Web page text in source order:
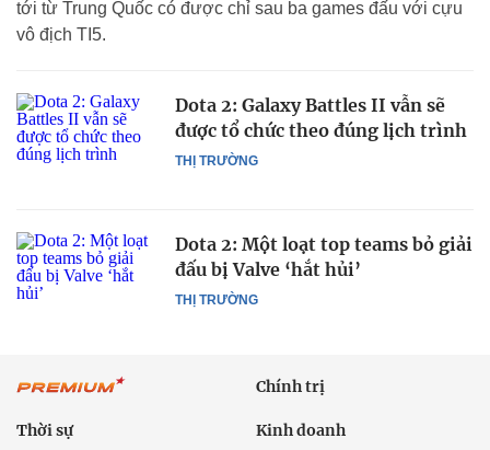
tới từ Trung Quốc có được chỉ sau ba games đấu với cựu
vô địch TI5.
THỊ TRƯỜNG
Dota 2: Galaxy Battles II vẫn sẽ
được tổ chức theo đúng lịch trình
THỊ TRƯỜNG
Dota 2: Một loạt top teams bỏ giải
đấu bị Valve ‘hắt hủi’
Chính trị
Thời sự Kinh doanh